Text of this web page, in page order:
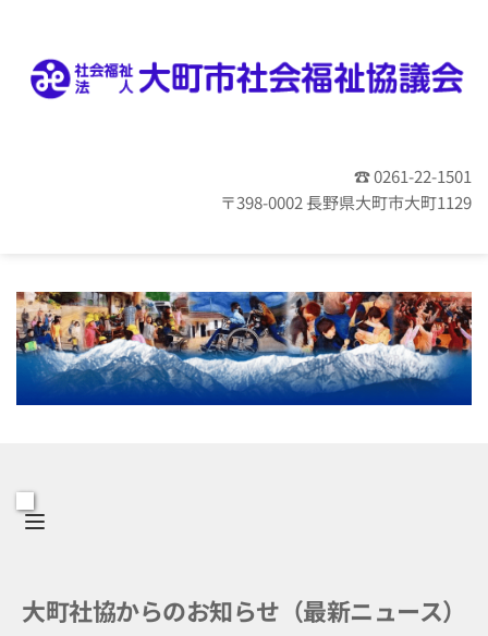
☎ 0261-22-1501
〒398-0002 長野県大町市大町1129
大町社協からのお知らせ（最新ニュース）